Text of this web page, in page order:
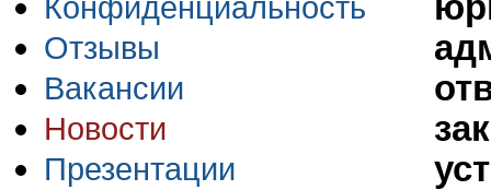
Конфиденциальность
Отзывы
Вакансии
Новости
Презентации